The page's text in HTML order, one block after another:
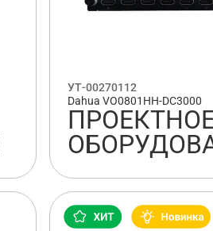
УТ-00270112
Dahua VO0801HH-DC3000